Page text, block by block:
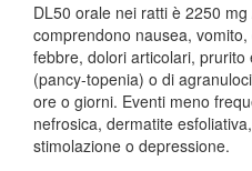
DL50 orale nei ratti è 2250
comprendono nausea,
febbre, dolori articolari,
(pancy-topenia) o di
ore o giorni. Eventi meno
nefrosica, dermatite
stimolazione o depressione.